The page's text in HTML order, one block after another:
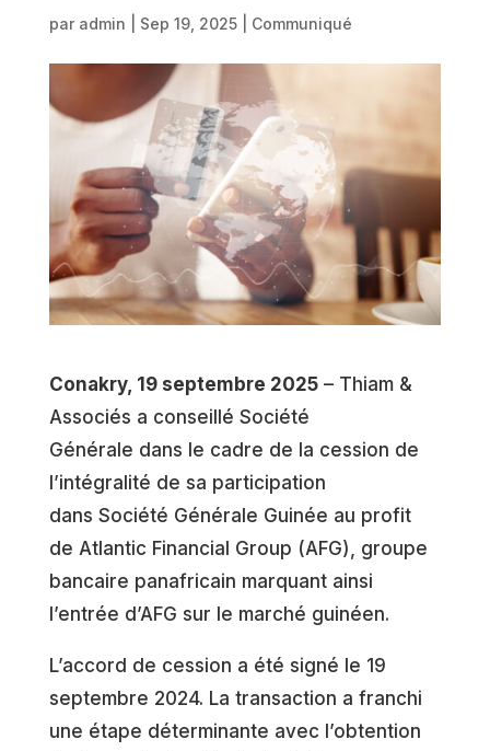
par admin Sep 19, 2025| Communiqué
Conakry, 19 septembre 2025– Thiam &
Associés a conseillé Société
Générale dans le cadre de la cession de
l’intégralité de sa participation
dans Société Générale Guinée au profit
de Atlantic Financial Group (AFG), groupe
bancaire panafricain marquant ainsi
l’entrée d’AFG sur le marché guinéen.
L’accord de cession a été signé le 19
septembre 2024. La transaction a franchi
une étape déterminante avec l’obtention